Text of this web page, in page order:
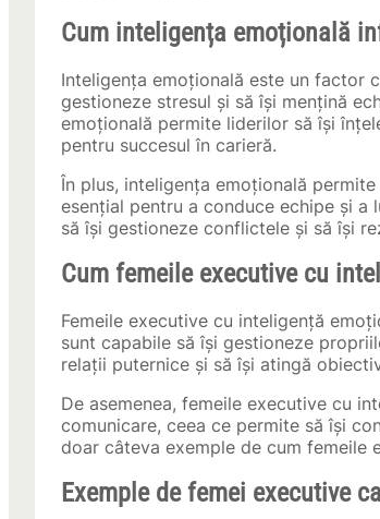
Cum inteligența emoțională
Inteligența emoțională este un factor
gestioneze stresul și să își mențină
emoțională permite liderilor să își
pentru succesul în carieră.
În plus, inteligența emoțională
esențial pentru a conduce echipe și
să își gestioneze conflictele și să își
Cum femeile executive cu
Femeile executive cu inteligență
sunt capabile să își gestioneze
relații puternice și să își atingă
De asemenea, femeile executive cu
comunicare, ceea ce permite să își
doar câteva exemple de cum femeile
Exemple de femei executive